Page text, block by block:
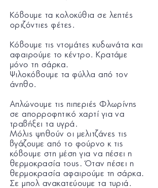
Κόβουμε τα κολοκύθια σε λεπτές
οριζόντιες φέτες.
Κόβουμε τις ντομάτες κυδωνάτα και
αφαιρούμε το κέντρο. Κρατάμε
μόνο τη σάρκα.
Ψιλοκόβουμε τα φύλλα από τον
άνηθο.
Απλώνουμε τις πιπεριές Φλωρίνης
σε απορροφητικό χαρτί για να
τραβήξει τα υγρά.
Μόλις ψηθούν οι μελιτζάνες τις
βγάζουμε από το φούρνο κ τις
κόβουμε στη μέση για να πέσει η
θερμοκρασία τους. Όταν πέσει η
θερμοκρασία αφαιρούμε τη σάρκα.
Σε μπολ ανακατεύουμε τα τυριά.